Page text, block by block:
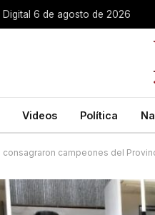
Digital 6 de agosto de 2026
Videos Política
consagraron campeones del